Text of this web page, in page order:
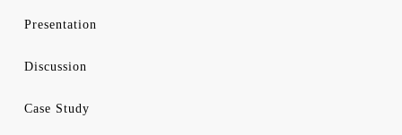
Presentation
Discussion
Case Study